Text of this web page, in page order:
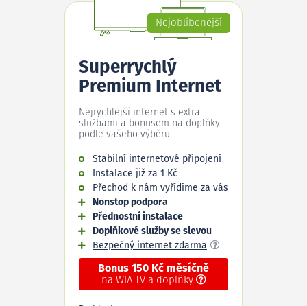
Nejoblíbenější
Superrychlý
Premium Internet
Nejrychlejší internet s extra
službami a bonusem na doplňky
podle vašeho výběru.
Stabilní internetové připojení
Instalace již za 1 Kč
Přechod k nám vyřídíme za vás
Nonstop podpora
Přednostní instalace
Doplňkové služby se slevou
Bezpečný internet zdarma
Bonus 150 Kč měsíčně
na WIA TV a doplňky